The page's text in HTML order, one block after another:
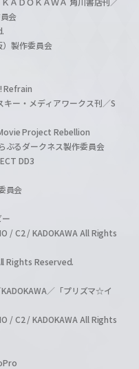
会
製作委員会
ー・メディアワークス刊／S
Project Rebellion
ぶるダークネス製作委員会
DD3
員会
/ C2 / KADOKAWA All Rights
Rights Reserved.
／「プリズマ☆イ
/ C2 / KADOKAWA All Rights